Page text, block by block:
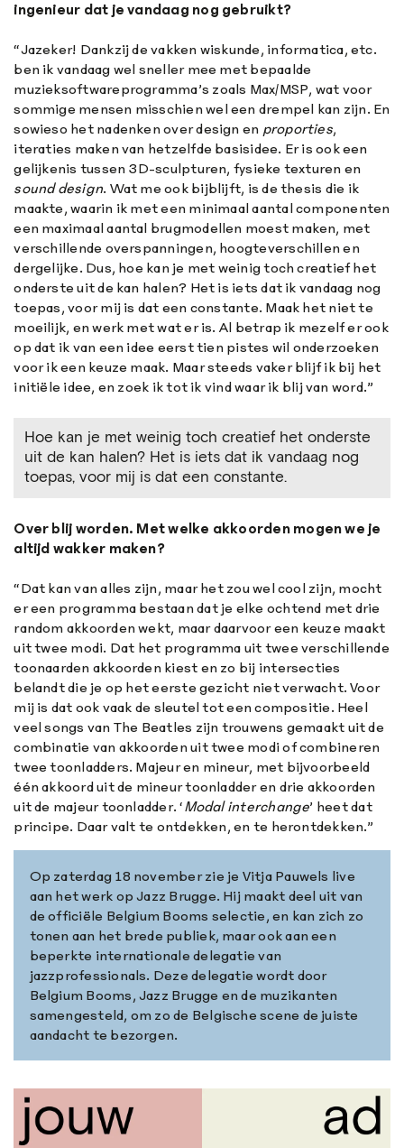
ingenieur dat je vandaag nog gebruikt?
“Jazeker! Dankzij de vakken wiskunde, informatica, etc.
ben ik vandaag wel sneller mee met bepaalde
muzieksoftwareprogramma’s zoals Max/MSP, wat voor
sommige mensen misschien wel een drempel kan zijn. En
sowieso het nadenken over design en proporties,
iteraties maken van hetzelfde basisidee. Er is ook een
gelijkenis tussen 3D-sculpturen, fysieke texturen en
sound design. Wat me ook bijblijft, is de thesis die ik
maakte, waarin ik met een minimaal aantal componenten
een maximaal aantal brugmodellen moest maken, met
verschillende overspanningen, hoogteverschillen en
dergelijke. Dus, hoe kan je met weinig toch creatief het
onderste uit de kan halen? Het is iets dat ik vandaag nog
toepas, voor mij is dat een constante. Maak het niet te
moeilijk, en werk met wat er is. Al betrap ik mezelf er ook
op dat ik van een idee eerst tien pistes wil onderzoeken
voor ik een keuze maak. Maar steeds vaker blijf ik bij het
initiële idee, en zoek ik tot ik vind waar ik blij van word.”
Hoe kan je met weinig toch creatief het onderste
uit de kan halen? Het is iets dat ik vandaag nog
toepas, voor mij is dat een constante.
Over blij worden. Met welke akkoorden mogen we je
altijd wakker maken?
“Dat kan van alles zijn, maar het zou wel cool zijn, mocht
er een programma bestaan dat je elke ochtend met drie
random akkoorden wekt, maar daarvoor een keuze maakt
uit twee modi. Dat het programma uit twee verschillende
toonaarden akkoorden kiest en zo bij intersecties
belandt die je op het eerste gezicht niet verwacht. Voor
mij is dat ook vaak de sleutel tot een compositie. Heel
veel songs van The Beatles zijn trouwens gemaakt uit de
combinatie van akkoorden uit twee modi of combineren
twee toonladders. Majeur en mineur, met bijvoorbeeld
één akkoord uit de mineur toonladder en drie akkoorden
uit de majeur toonladder. ‘Modal interchange’ heet dat
principe. Daar valt te ontdekken, en te herontdekken.”
Op zaterdag 18 november zie je Vitja Pauwels live
aan het werk op Jazz Brugge. Hij maakt deel uit van
de officiële Belgium Booms selectie, en kan zich zo
tonen aan het brede publiek, maar ook aan een
beperkte internationale delegatie van
jazzprofessionals. Deze delegatie wordt door
Belgium Booms, Jazz Brugge en de muzikanten
samengesteld, om zo de Belgische scene de juiste
aandacht te bezorgen.